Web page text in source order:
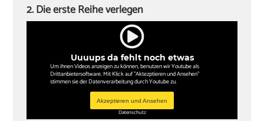
Uuuups da fehlt noch etwas
Um ihnen Videos anzeigen zu können, benutzen wir Youtube als
Drittanbietersoftware. Mit Klick auf "Aktezptieren und Ansehen"
stimmen sie der Datenverarbeitung durch Youtube zu.
Akzeptieren und Ansehen
Datenschutz
2. Die erste Reihe verlegen